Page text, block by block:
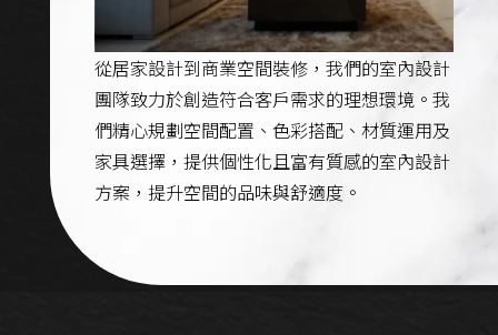
從居家設計到商業空間裝修，我們的室內設計
團隊致力於創造符合客戶需求的理想環境。我
們精心規劃空間配置、色彩搭配、材質運用及
家具選擇，提供個性化且富有質感的室內設計
方案，提升空間的品味與舒適度。